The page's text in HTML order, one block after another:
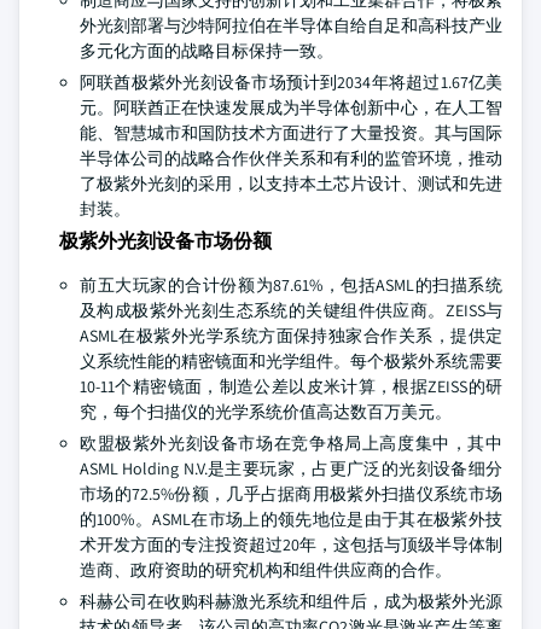
外光刻部署与沙特阿拉伯在半导体自给自足和高科技产业
多元化方面的战略目标保持一致。
阿联酋极紫外光刻设备市场预计到2034年将超过1.67亿美
元。阿联酋正在快速发展成为半导体创新中心，在人工智
能、智慧城市和国防技术方面进行了大量投资。其与国际
半导体公司的战略合作伙伴关系和有利的监管环境，推动
了极紫外光刻的采用，以支持本土芯片设计、测试和先进
封装。
极紫外光刻设备市场份额
前五大玩家的合计份额为87.61%，包括ASML的扫描系统
及构成极紫外光刻生态系统的关键组件供应商。ZEISS与
ASML在极紫外光学系统方面保持独家合作关系，提供定
义系统性能的精密镜面和光学组件。每个极紫外系统需要
10-11个精密镜面，制造公差以皮米计算，根据ZEISS的研
究，每个扫描仪的光学系统价值高达数百万美元。
欧盟极紫外光刻设备市场在竞争格局上高度集中，其中
ASML Holding N.V.是主要玩家，占更广泛的光刻设备细分
市场的72.5%份额，几乎占据商用极紫外扫描仪系统市场
的100%。ASML在市场上的领先地位是由于其在极紫外技
术开发方面的专注投资超过20年，这包括与顶级半导体制
造商、政府资助的研究机构和组件供应商的合作。
科赫公司在收购科赫激光系统和组件后，成为极紫外光源